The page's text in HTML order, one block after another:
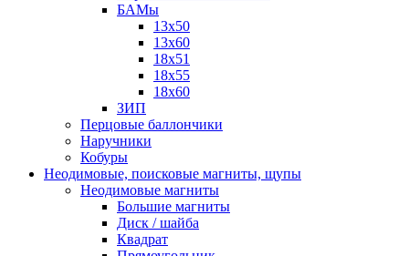
БАМы
13х50
13х60
18х51
18х55
18х60
ЗИП
Перцовые баллончики
Наручники
Кобуры
Неодимовые, поисковые магниты, щупы
Неодимовые магниты
Большие магниты
Диск / шайба
Квадрат